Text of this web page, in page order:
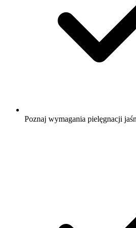
Poznaj wymagania pielęgnacji